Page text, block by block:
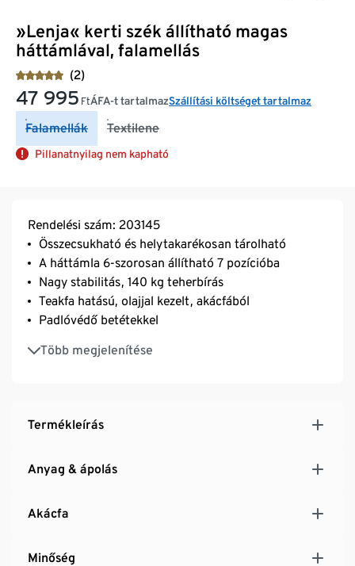
»Lenja« kerti szék állítható magas
háttámlával, falamellás
(2)
47 995 FtÁFA-t tartalmazSzállítási költséget tartalmaz
Falamellák Textilene
Pillanatnyilag nem kapható
Rendelési szám: 203145
Összecsukható és helytakarékosan tárolható
A háttámla 6-szorosan állítható 7 pozícióba
Nagy stabilitás, 140 kg teherbírás
Teakfa hatású, olajjal kezelt, akácfából
Padlóvédő betétekkel
Több megjelenítése
UV- és időjárásálló
»Lenja« bútorcsaládunk tagja
199143, 199140)
Termékleírás
Anyag & ápolás
Akácfa
Minőség